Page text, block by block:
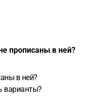
прописаны в ней?
в ней?
варианты?